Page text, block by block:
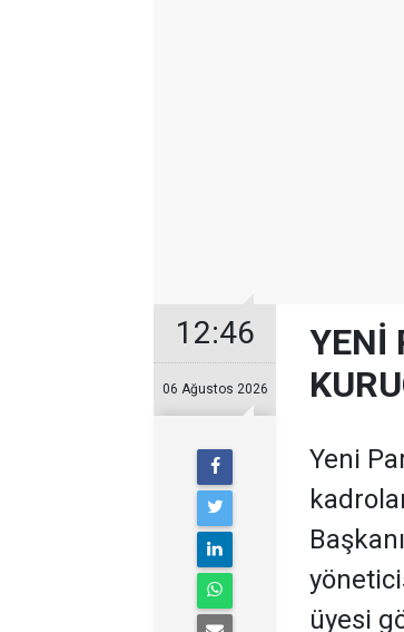
12:46
06 Ağustos 2026
YENİ
Yeni
üyesi